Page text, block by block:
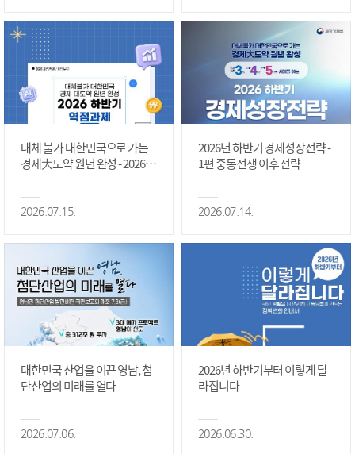
대체 불가 대한민국으로 가는
경제大도약 원년 완성 - 2026 하
2026.07.15.
2026년 하반기 경제성장전략 -
1편 중동전쟁 이후 전략
2026.07.14.
대한민국 산업을 이끈 영남, 첨
단산업의 미래를 열다
2026.07.06.
2026년 하반기부터 이렇게 달
라집니다
2026.06.30.